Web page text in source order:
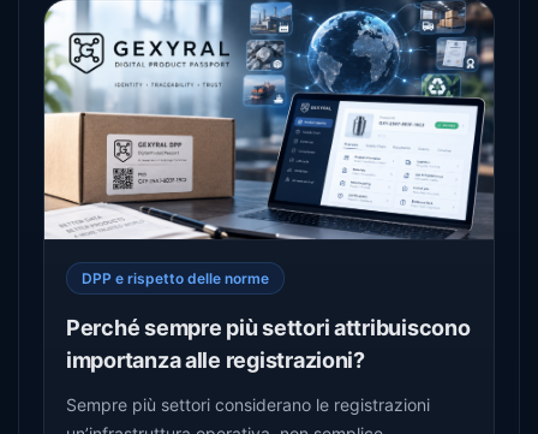
DPP e rispetto delle norme
Perché sempre più settori attribuiscono
importanza alle registrazioni?
Sempre più settori considerano le registrazioni